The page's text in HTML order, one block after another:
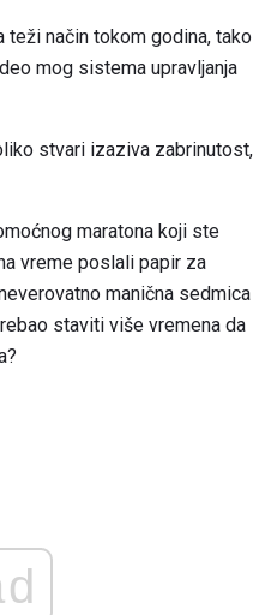
teži način tokom godina, tako
mog sistema upravljanja
stvari izaziva zabrinutost,
maratona koji ste
vreme poslali papir za
manična sedmica
staviti više vremena da